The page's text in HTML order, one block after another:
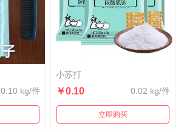
0.10 kg/件
小苏打
￥0.10 0.02 kg/件
立即购买